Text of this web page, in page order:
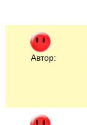
Автор: